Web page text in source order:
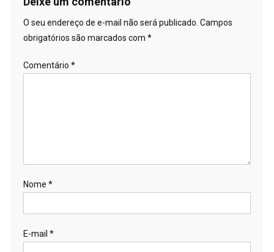
O seu endereço de e-mail não será publicado. Campos
obrigatórios são marcados com *
Comentário *
Nome *
E-mail *